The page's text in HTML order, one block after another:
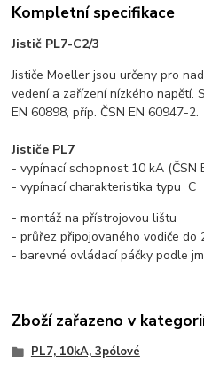
Kompletní specifikace
Jistič PL7-C2/3
Jističe Moeller jsou určeny pro
vedení a zařízení nízkého napětí.
EN 60898, příp. ČSN EN 60947-2.
Jističe PL7
- vypínací schopnost 10 kA (ČSN
- vypínací charakteristika typu C
- montáž na přístrojovou lištu
- průřez připojovaného vodiče do
- barevné ovládací páčky podle
Zboží zařazeno v
PL7, 10kA, 3pólové